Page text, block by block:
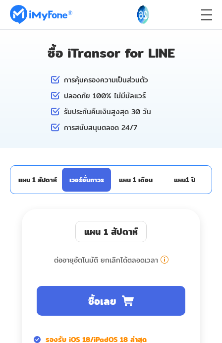
ซื้อ iTransor for LINE
การคุ้มครองความเป็นส่วนตัว
ปลอดภัย 100% ไม่มีมัลแวร์
รับประกันคืนเงินสูงสุด 30 วัน
การสนับสนุนตลอด 24/7
แผน 1 สัปดาห์ เวอร์ชั่นถาวร แผน 1 เดือน แผน1 ปี
แผน 1 สัปดาห์
ต่ออายุอัตโนมัติ ยกเลิกได้ตลอดเวลา
ซื้อเลย
รองรับ iOS 18/iPadOS 18 ล่าสุด